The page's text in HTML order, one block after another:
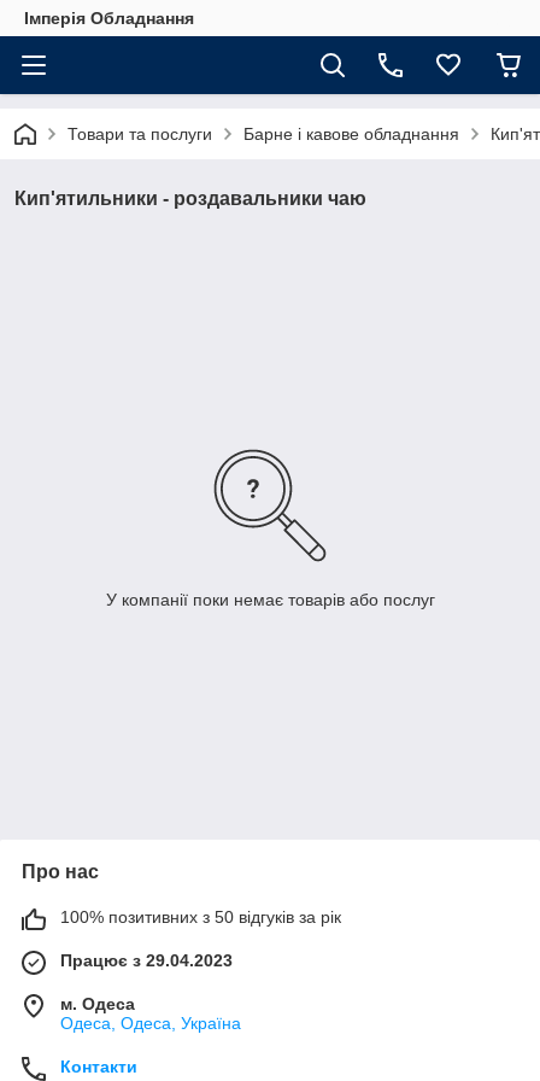
Імперія Обладнання
Товари та послуги Барне і кавове обладнання
Кип'ятильники - роздавальники чаю
У компанії поки немає товарів або послуг
Про нас
100% позитивних з 50 відгуків за рік
Працює з 29.04.2023
м. Одеса
Одеса, Одеса, Україна
Контакти